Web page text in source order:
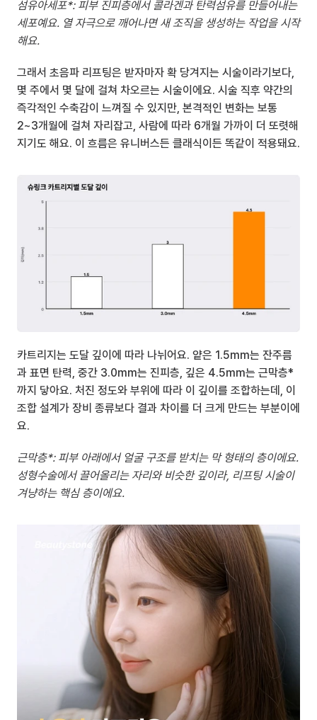
섬유아세포*: 피부 진피층에서 콜라겐과 탄력섬유를 만들어내는
세포예요. 열 자극으로 깨어나면 새 조직을 생성하는 작업을 시작
해요.
그래서 초음파 리프팅은 받자마자 확 당겨지는 시술이라기보다,
몇 주에서 몇 달에 걸쳐 차오르는 시술이에요. 시술 직후 약간의
즉각적인 수축감이 느껴질 수 있지만, 본격적인 변화는 보통
2~3개월에 걸쳐 자리잡고, 사람에 따라 6개월 가까이 더 또렷해
지기도 해요. 이 흐름은 유니버스든 클래식이든 똑같이 적용돼요.
카트리지는 도달 깊이에 따라 나뉘어요. 얕은 1.5mm는 잔주름
과 표면 탄력, 중간 3.0mm는 진피층, 깊은 4.5mm는 근막층*
까지 닿아요. 처진 정도와 부위에 따라 이 깊이를 조합하는데, 이
조합 설계가 장비 종류보다 결과 차이를 더 크게 만드는 부분이에
요.
근막층*: 피부 아래에서 얼굴 구조를 받치는 막 형태의 층이에요.
성형수술에서 끌어올리는 자리와 비슷한 깊이라, 리프팅 시술이
겨냥하는 핵심 층이에요.